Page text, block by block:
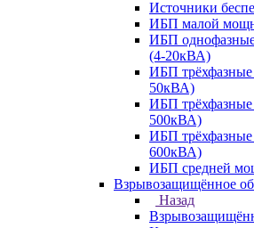
Источники
ИБП малой
ИБП
(4-20кВА)
ИБП
50кВА)
ИБП
500кВА)
ИБП
600кВА)
ИБП средней
Взрывозащищённое
Назад